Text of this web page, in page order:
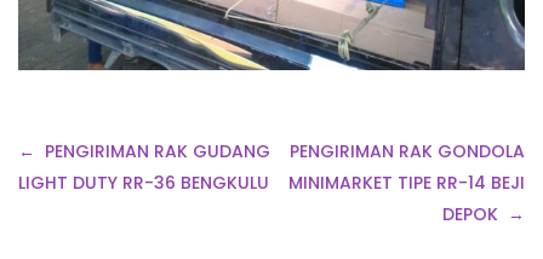
Navigasi
pos
PENGIRIMAN RAK GUDANG
LIGHT DUTY RR-36 BENGKULU
PENGIRIMAN RAK GONDOLA
MINIMARKET TIPE RR-14 BEJI
DEPOK